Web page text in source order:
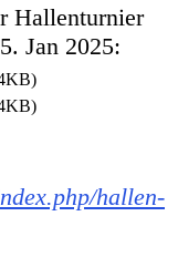
Hallenturnier
Jan 2025:
hallen-